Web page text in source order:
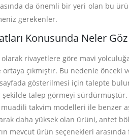
da önemli bir yeri olan bu
gerekenler.
Konusunda Neler
rivayetlere göre mavi
çıkmıştır. Bu nedenle önceki
gösterilmesi için talepte
talep görmeyi sürdürmüştür.
muadili takvim modelleri ile benzer
daha yüksek olan ürüni, antet
mevcut ürün seçenekleri